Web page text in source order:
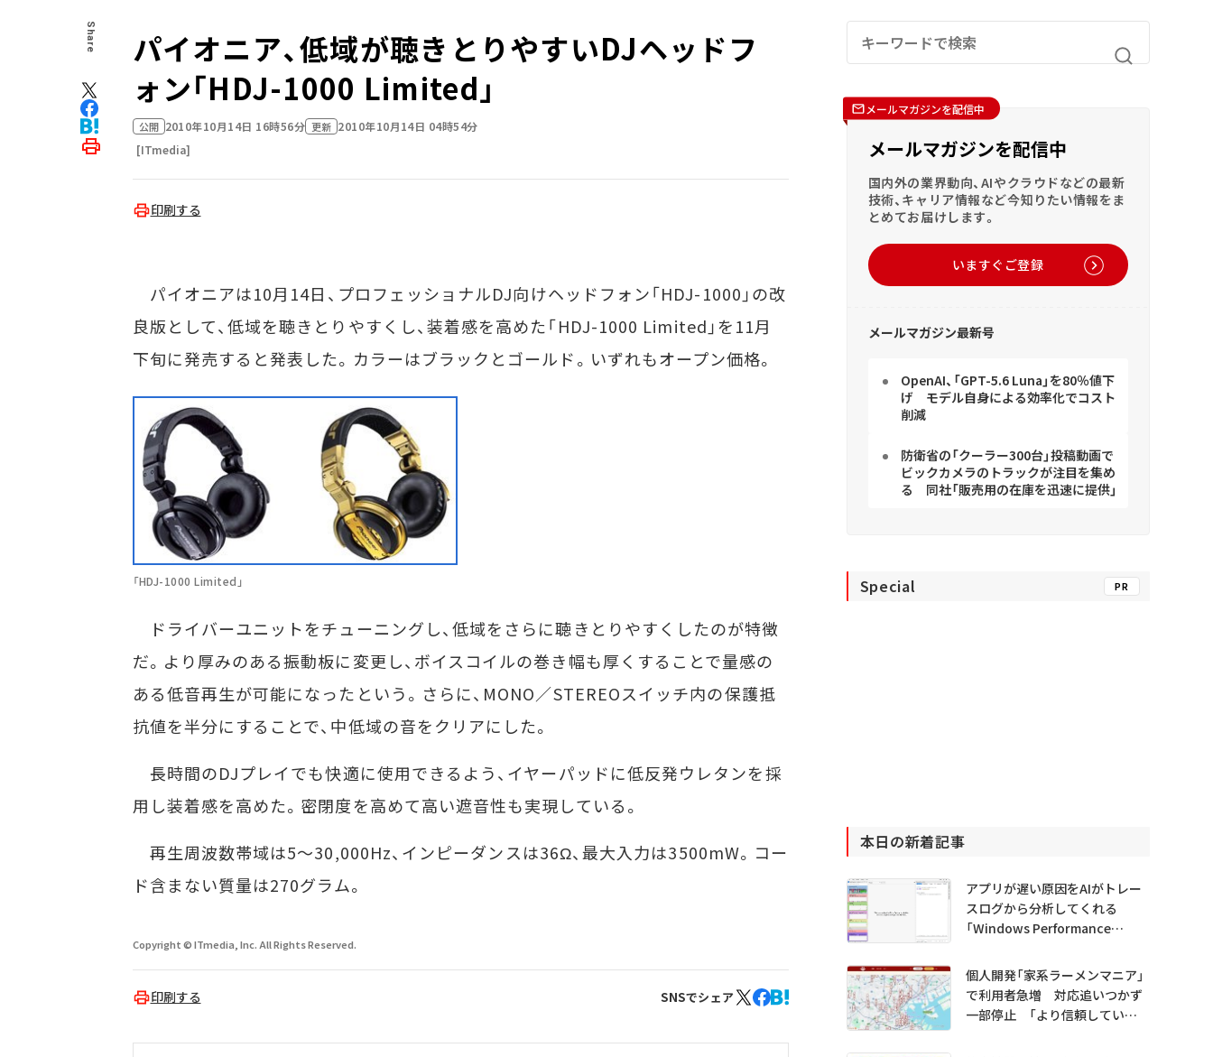
Share
パイオニア、低域が聴きとりやすいDJヘッドフ
ォン｢HDJ-1000 Limited｣
公開 2010年10月14日 16時56分 更新 2010年10月14日 04時54分
[ITmedia]
印刷する
パイオニアは10月14日、プロフェッショナルDJ向けヘッドフォン「HDJ-1000」の改
良版として、低域を聴きとりやすくし、装着感を高めた「HDJ-1000 Limited」を11月
下旬に発売すると発表した。カラーはブラックとゴールド。いずれもオープン価格。
「HDJ-1000 Limited」
ドライバーユニットをチューニングし、低域をさらに聴きとりやすくしたのが特徴
だ。より厚みのある振動板に変更し、ボイスコイルの巻き幅も厚くすることで量感の
ある低音再生が可能になったという。さらに、MONO／STEREOスイッチ内の保護抵
抗値を半分にすることで、中低域の音をクリアにした。
長時間のDJプレイでも快適に使用できるよう、イヤーパッドに低反発ウレタンを採
用し装着感を高めた。密閉度を高めて高い遮音性も実現している。
再生周波数帯域は5～30,000Hz、インピーダンスは36Ω、最大入力は3500mW。コー
ド含まない質量は270グラム。
Copyright © ITmedia, Inc. All Rights Reserved.
印刷する SNSでシェア
メールマガジンを配信中
メールマガジンを配信中
国内外の業界動向、AIやクラウドなどの最新
技術、キャリア情報など今知りたい情報をま
とめてお届けします。
いますぐご登録
メールマガジン最新号
OpenAI、「GPT-5.6 Luna」を80％値下
げ モデル自身による効率化でコスト
削減
防衛省の「クーラー300台」投稿動画で
ビックカメラのトラックが注目を集め
る 同社「販売用の在庫を迅速に提供」
Special PR
本日の新着記事
アプリが遅い原因をAIがトレー
スログから分析してくれる
「Windows Performance
プレビュー公開
個人開発「家系ラーメンマニア」
で利用者急増 対応追いつかず
一部停止 「より信頼していた